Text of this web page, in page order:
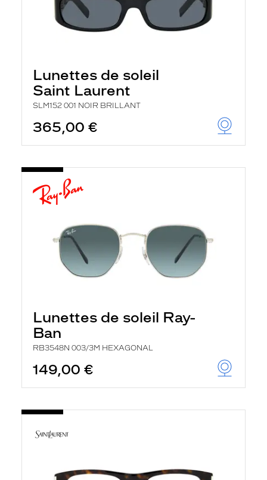
Lunettes de soleil
Saint Laurent
SLM152 001 NOIR BRILLANT
365,00 €
Lunettes de soleil Ray-
Ban
RB3548N 003/3M HEXAGONAL
149,00 €